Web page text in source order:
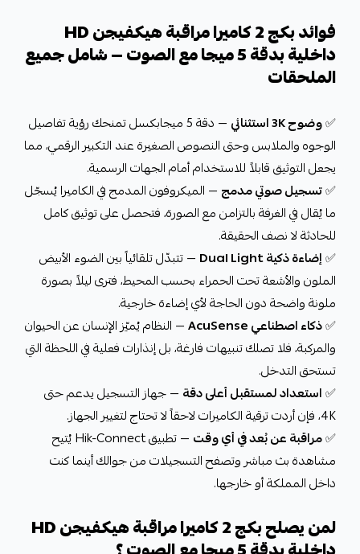
فوائد بكج 2 كاميرا مراقبة هيكفيجن HD
داخلية بدقة 5 ميجا مع الصوت — شامل جميع
الملحقات
✅وضوح 3K استثنائي
— دقة 5 ميجابكسل تمنحك رؤية تفاصيل
الوجوه والملابس وحتى النصوص الصغيرة عند التكبير الرقمي، مما
يجعل التوثيق قابلاً للاستخدام أمام الجهات الرسمية.
✅تسجيل صوتي مدمج — الميكروفون المدمج في الكاميرا يُسجّل
ما يُقال في الغرفة بالتزامن مع الصورة، فتحصل على توثيق كامل
للحادثة لا نصف الحقيقة.
✅إضاءة ذكية Dual Light
— تتبدّل تلقائياً بين الضوء الأبيض
الملون والأشعة تحت الحمراء بحسب المحيط، فترى ليلاً بصورة
ملونة واضحة دون الحاجة لأي إضاءة خارجية.
✅ذكاء اصطناعي AcuSense
— النظام يُميّز الإنسان عن الحيوان
والمركبة، فلا تصلك تنبيهات فارغة، بل إنذارات فعلية في اللحظة التي
تستحق التدخل.
✅استعداد لمستقبل أعلى دقة — جهاز التسجيل يدعم حتى
4K، فإن أردت ترقية الكاميرات لاحقاً لا تحتاج لتغيير الجهاز.
✅مراقبة عن بُعد في أي وقت
— تطبيق Hik-Connect يُتيح
مشاهدة بث مباشر وتصفح التسجيلات من جوالك أينما كنت
داخل المملكة أو خارجها.
لمن يصلح بكج 2 كاميرا مراقبة هيكفيجن HD